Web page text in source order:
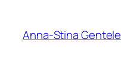
content
Anna-Stina Gentele